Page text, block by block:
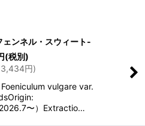
り込む
ンネル・スウィート-
(税別)
3,434円)
vulgare var.
〜）Extractio…